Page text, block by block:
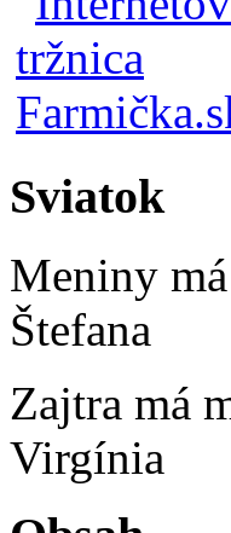
Sviatok
Meniny má
Štefana
Zajtra má
Virgínia